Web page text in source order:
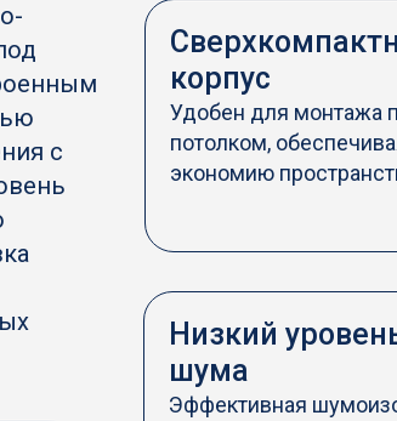
с
корпус
Удобен для монтажа
потолком,
экономию
Низкий
шума
Эффективная